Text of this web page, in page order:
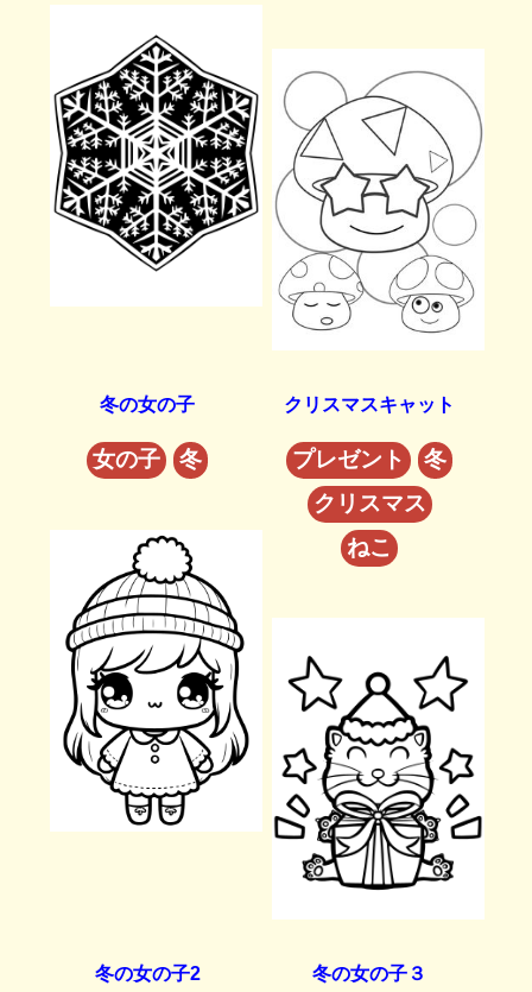
冬の女の子
女の子 冬
クリスマスキャット
プレゼント
冬
クリスマス
ねこ
冬の女の子2 冬の女の子３